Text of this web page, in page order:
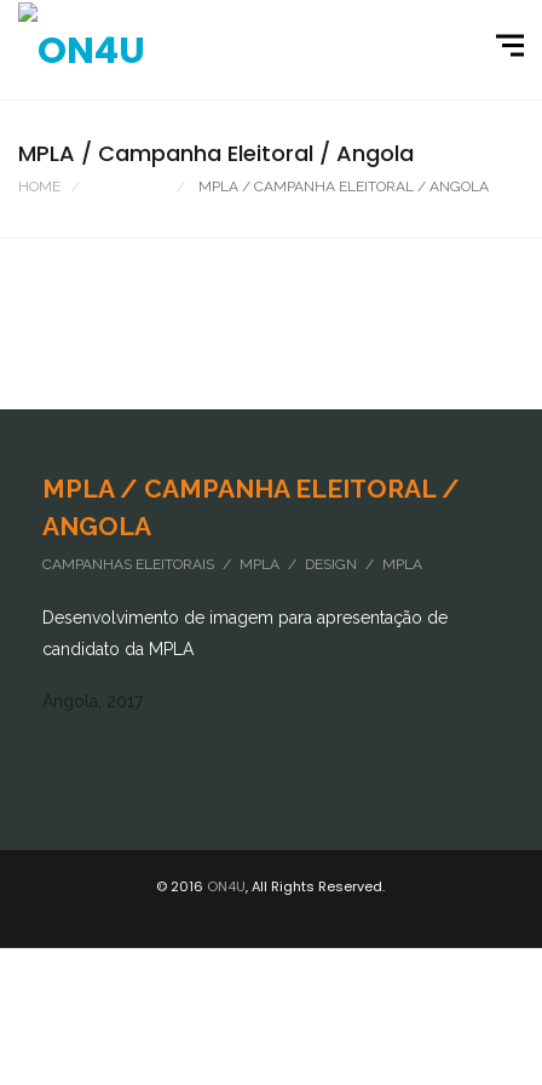
MPLA / Campanha Eleitoral / Angola
HOME MPLA / CAMPANHA ELEITORAL / ANGOLA
MPLA / CAMPANHA ELEITORAL /
ANGOLA
CAMPANHAS ELEITORAIS / MPLA / DESIGN / MPLA
Desenvolvimento de imagem para apresentação de
candidato da MPLA
Angola, 2017
© 2016 ON4U, All Rights Reserved.